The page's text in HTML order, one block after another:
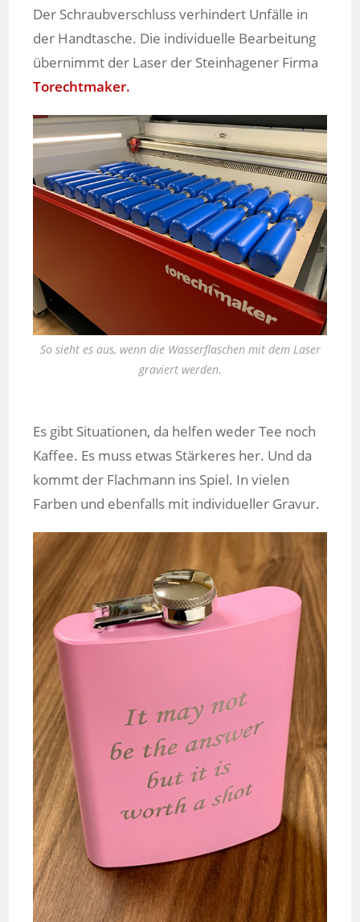
Der Schraubverschluss verhindert Unfälle in
der Handtasche. Die individuelle Bearbeitung
übernimmt der Laser der Steinhagener Firma
Torechtmaker.
So sieht es aus, wenn die Wasserflaschen mit dem Laser
graviert werden.
Es gibt Situationen, da helfen weder Tee noch
Kaffee. Es muss etwas Stärkeres her. Und da
kommt der Flachmann ins Spiel. In vielen
Farben und ebenfalls mit individueller Gravur.